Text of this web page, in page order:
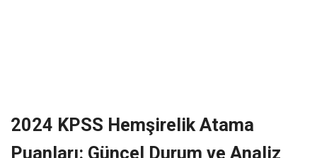
2024 KPSS Hemşirelik Atama
Puanları: Güncel Durum ve Analiz